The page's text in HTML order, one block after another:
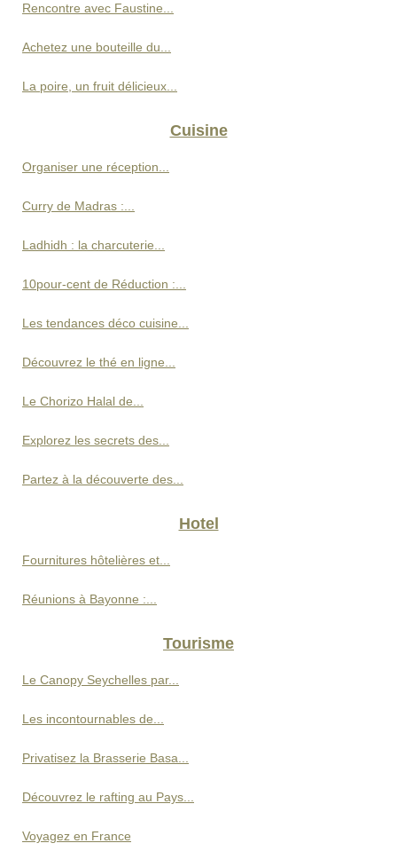
Rencontre avec Faustine...
Achetez une bouteille du...
La poire, un fruit délicieux...
Cuisine
Organiser une réception...
Curry de Madras :...
Ladhidh : la charcuterie...
10pour-cent de Réduction :...
Les tendances déco cuisine...
Découvrez le thé en ligne...
Le Chorizo Halal de...
Explorez les secrets des...
Partez à la découverte des...
Hotel
Fournitures hôtelières et...
Réunions à Bayonne :...
Tourisme
Le Canopy Seychelles par...
Les incontournables de...
Privatisez la Brasserie Basa...
Découvrez le rafting au Pays...
Voyagez en France